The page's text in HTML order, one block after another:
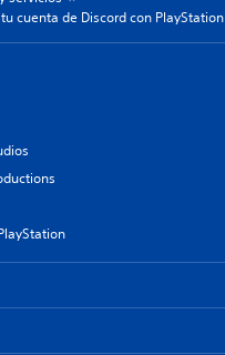
cuenta de Discord con PlayStation